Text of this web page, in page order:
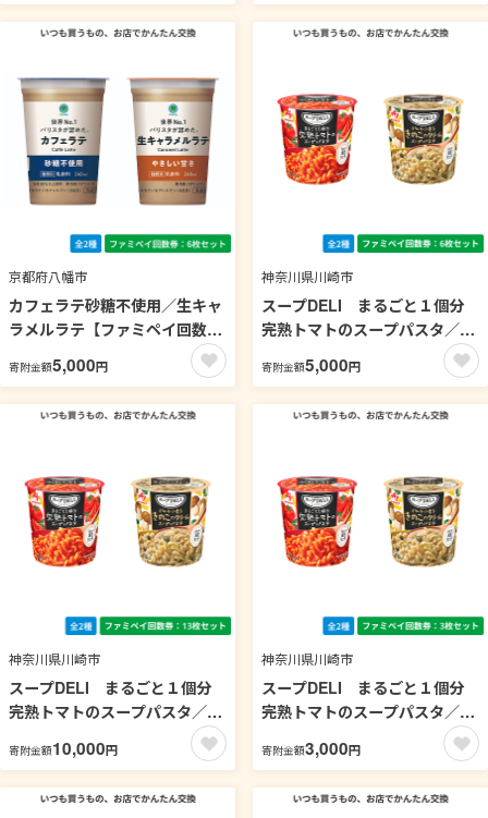
京都府八幡市
カフェラテ砂糖不使用／生キャ
ラメルラテ【ファミペイ回数券
寄附金額5,000円
神奈川県川崎市
スープDELI まるごと１個分
完熟トマトのスープパスタ／ポ
ルチーニ香るきのこのクリーム
スープパスタ【ファミペイ回数
券6枚セット】
寄附金額5,000円
神奈川県川崎市
スープDELI まるごと１個分
完熟トマトのスープパスタ／ポ
ルチーニ香るきのこのクリーム
スープパスタ【ファミペイ回数
券13枚セット】
寄附金額10,000円
神奈川県川崎市
スープDELI まるごと１個分
完熟トマトのスープパスタ／ポ
ルチーニ香るきのこのクリーム
スープパスタ【ファミペイ回数
券3枚セット】
寄附金額3,000円